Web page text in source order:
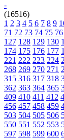
-
(16516)
1 2 3 4 5 6 7 8 9
71 72 73 74 75 76
127 128 129 130
174 175 176 177
221 222 223 224
268 269 270 271
315 316 317 318
362 363 364 365
409 410 411 412
456 457 458 459
503 504 505 506
550 551 552 553
597 598 599 600